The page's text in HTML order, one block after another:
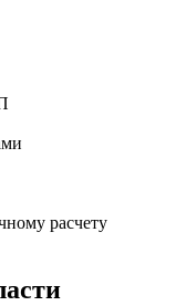
расчету